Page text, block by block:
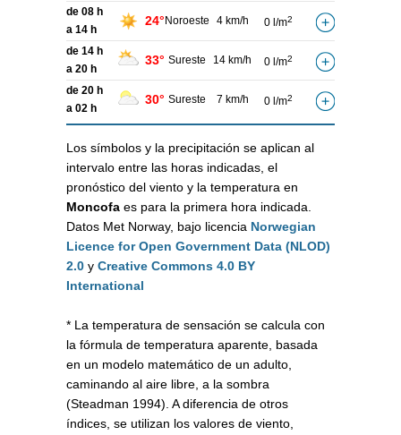
de 08 h
a 14 h
24° Noroeste 4 km/h 0 l/m2
de 14 h
a 20 h
33° Sureste 14 km/h 0 l/m2
de 20 h
a 02 h
30° Sureste 7 km/h 0 l/m2
Los símbolos y la precipitación se aplican al
intervalo entre las horas indicadas, el
pronóstico del viento y la temperatura en
Moncofa es para la primera hora indicada.
Datos Met Norway, bajo licencia Norwegian
Licence for Open Government Data (NLOD)
2.0 y Creative Commons 4.0 BY
International
* La temperatura de sensación se calcula con
la fórmula de temperatura aparente, basada
en un modelo matemático de un adulto,
caminando al aire libre, a la sombra
(Steadman 1994). A diferencia de otros
índices, se utilizan los valores de viento,